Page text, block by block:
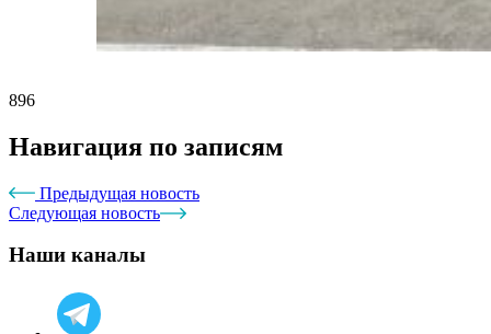
896
Навигация по записям
Предыдущая новость
Следующая новость
Наши каналы